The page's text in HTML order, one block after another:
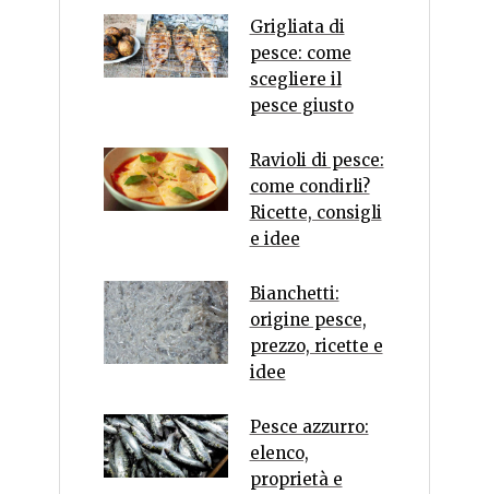
Grigliata di
pesce: come
scegliere il
pesce giusto
Ravioli di pesce:
come condirli?
Ricette, consigli
e idee
Bianchetti:
origine pesce,
prezzo, ricette e
idee
Pesce azzurro:
elenco,
proprietà e